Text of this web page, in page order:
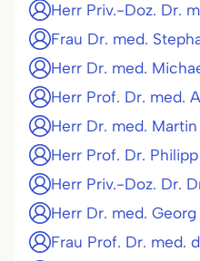
Herr Priv.-Doz. Dr.
Frau Dr. med.
Herr Dr. med.
Herr Prof. Dr. med.
Herr Dr. med.
Herr Prof. Dr.
Herr Priv.-Doz. Dr.
Herr Dr. med.
Frau Prof. Dr. med.